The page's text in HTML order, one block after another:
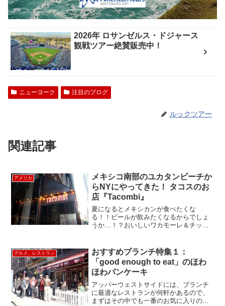
2026年 ロサンゼルス・ドジャース
観戦ツアー絶賛販売中！
ニューヨーク 注目のブログ
ルックツアー
関連記事
アメリカ
メキシコ南部のユカタンビーチか
らNYにやってきた！ タコスのお
店『Tacombi』
夏になるとメキシカンが食べたくな
る！！ビールが飲みたくなるからでしょ
うか…！？おいしいワカモーレ＆チップ
ンレストランが多くあり人気がありま
す。ということで、まだちょっと...
グルメ、レストラン
おすすめブランチ特集１：
「good enough to eat」のほわ
ほわパンケーキ
アッパーウェストサイドには、ブランチ
に最適なレストランが何軒かあるので、
まずはその中でも一番のお気に入りのお